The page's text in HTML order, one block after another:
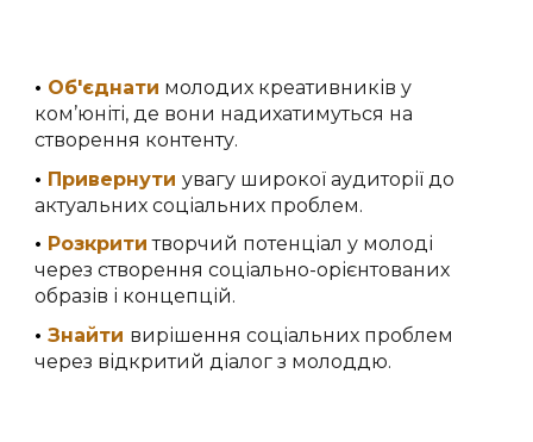
• Об'єднати молодих креативників у
ком’юніті, де вони надихатимуться на
створення контенту.
• Привернутиувагу широкої аудиторії до
актуальних соціальних проблем.
• Розкрити творчий потенціал у молоді
через створення соціально-орієнтованих
образів і концепцій.
•Знайти вирішення соціальних проблем
через відкритий діалог з молоддю.